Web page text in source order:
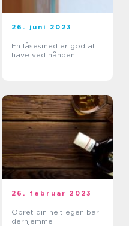
26. juni 2023
En låsesmed er god at
have ved hånden
26. februar 2023
Opret din helt egen bar
derhjemme